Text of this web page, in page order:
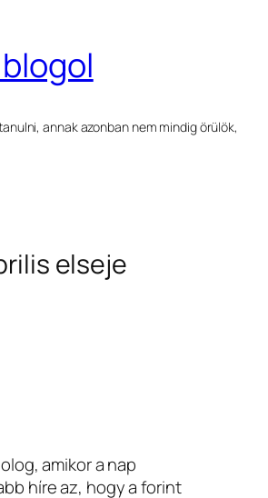
annak azonban nem mindig örülök,
elseje
amikor a nap
híre az, hogy a forint